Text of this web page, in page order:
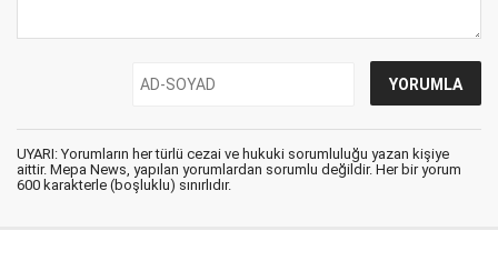
UYARI: Yorumların her türlü cezai ve hukuki sorumluluğu yazan kişiye
aittir. Mepa News, yapılan yorumlardan sorumlu değildir. Her bir yorum
600 karakterle (boşluklu) sınırlıdır.